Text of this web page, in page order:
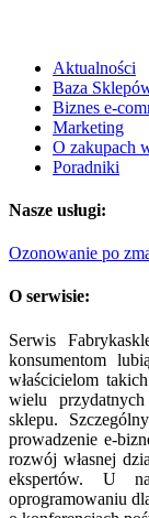
Aktualności
Baza
Biznes e-
Marketing
O zakupach
Poradniki
Nasze usługi:
Ozonowanie po
O serwisie:
Serwis
konsumentom
właścicielom
wielu
sklepu.
prowadzenie e-
rozwój własnej
ekspertów. U
oprogramowaniu